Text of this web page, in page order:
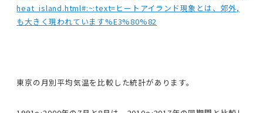
heat_island.html#:~:text=ヒートアイランド現象とは、郊外,
も大きく現われています%E3%80%82
東京の月別平均気温を比較した統計があります。